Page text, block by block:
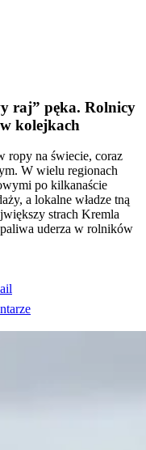
raj” pęka. Rolnicy
kolejkach
ropy na świecie, coraz
W wielu regionach
po kilkanaście
a lokalne władze tną
strach Kremla
uderza w rolników